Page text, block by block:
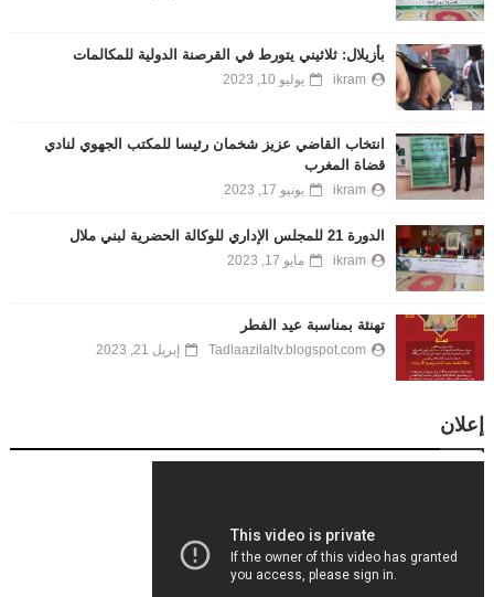
بأزيلال: ثلاثيني يتورط في القرصنة الدولية للمكالمات
ikram يوليو 10, 2023
انتخاب القاضي عزيز شخمان رئيسا للمكتب الجهوي لنادي
قضاة المغرب
ikram يونيو 17, 2023
الدورة 21 للمجلس الإداري للوكالة الحضرية لبني ملال
ikram مايو 17, 2023
تهنئة بمناسبة عيد الفطر
Tadlaazilaltv.blogspot.com إبريل 21, 2023
إعلان